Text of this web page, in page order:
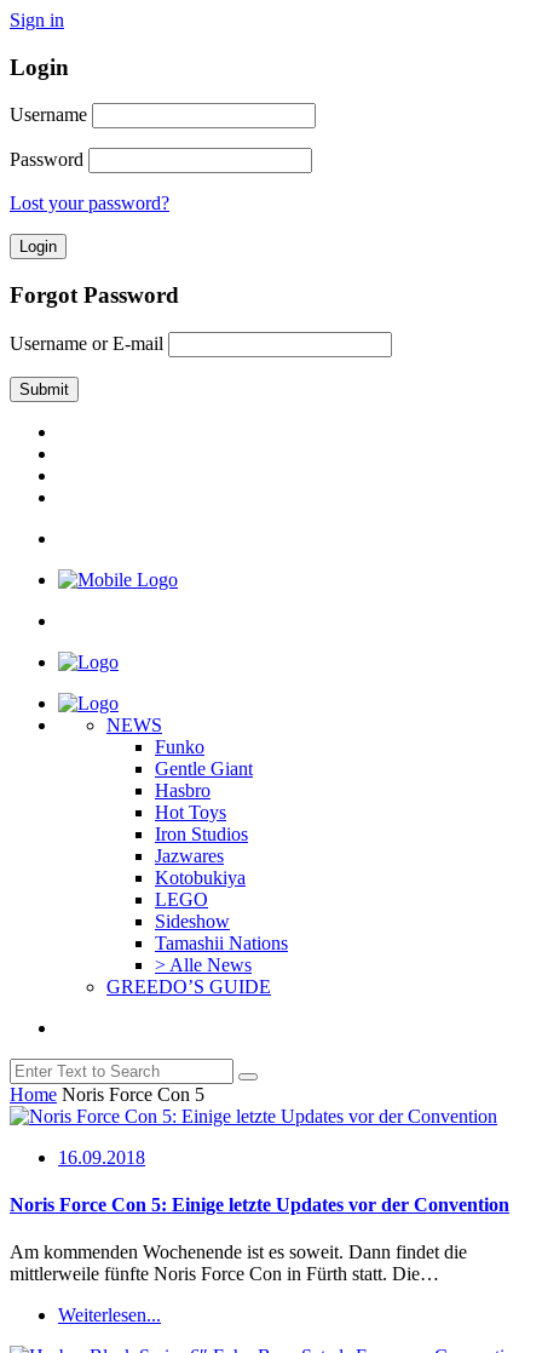
Sign in
Login
Username
Password
Lost your password?
Forgot Password
Username or E-mail
NEWS
Funko
Gentle Giant
Hasbro
Hot Toys
Iron Studios
Jazwares
Kotobukiya
LEGO
Sideshow
Tamashii Nations
> Alle News
GREEDO’S GUIDE
Home Noris Force Con 5
16.09.2018
Noris Force Con 5: Einige letzte Updates vor der Convention
Am kommenden Wochenende ist es soweit. Dann findet die
mittlerweile fünfte Noris Force Con in Fürth statt. Die…
Weiterlesen...